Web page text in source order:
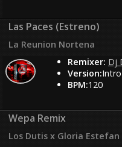
Las Paces (Estreno)
La Reunion Nortena
Remixer: Dj
Version:
BPM:120
Wepa Remix
Los Dutis x Gloria Estefan